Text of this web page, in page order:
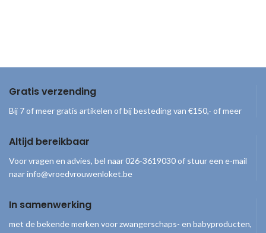
Gratis verzending
Bij 7 of meer gratis artikelen of bij besteding van €150,- of meer
Altijd bereikbaar
Voor vragen en advies, bel naar 026-3619030 of stuur een e-mail
naar info@vroedvrouwenloket.be
In samenwerking
met de bekende merken voor zwangerschaps- en babyproducten,